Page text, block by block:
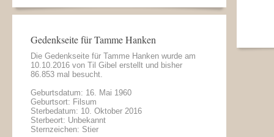
Gedenkseite für Tamme Hanken
Die Gedenkseite für Tamme Hanken wurde am
10.10.2016 von Til Gibel erstellt und bisher
86.853 mal besucht.
Geburtsdatum: 16. Mai 1960
Geburtsort: Filsum
Sterbedatum: 10. Oktober 2016
Sterbeort: Unbekannt
Sternzeichen: Stier